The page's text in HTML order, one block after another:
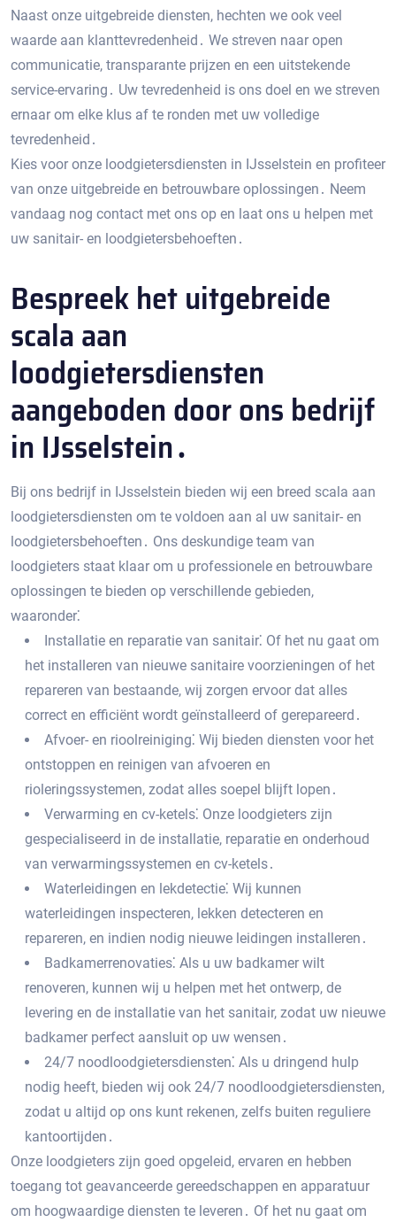
Naast onze uitgebreide diensten, hechten we ook veel
waarde aan klanttevredenheid․ We streven naar open
communicatie, transparante prijzen en een uitstekende
service-ervaring․ Uw tevredenheid is ons doel en we streven
ernaar om elke klus af te ronden met uw volledige
tevredenheid․
Kies voor onze loodgietersdiensten in IJsselstein en profiteer
van onze uitgebreide en betrouwbare oplossingen․ Neem
vandaag nog contact met ons op en laat ons u helpen met
uw sanitair- en loodgietersbehoeften․
Bespreek het uitgebreide
scala aan
loodgietersdiensten
aangeboden door ons bedrijf
in IJsselstein․
Bij ons bedrijf in IJsselstein bieden wij een breed scala aan
loodgietersdiensten om te voldoen aan al uw sanitair- en
loodgietersbehoeften․ Ons deskundige team van
loodgieters staat klaar om u professionele en betrouwbare
oplossingen te bieden op verschillende gebieden,
waaronder⁚
Installatie en reparatie van sanitair⁚ Of het nu gaat om
het installeren van nieuwe sanitaire voorzieningen of het
repareren van bestaande, wij zorgen ervoor dat alles
correct en efficiënt wordt geïnstalleerd of gerepareerd․
Afvoer- en rioolreiniging⁚ Wij bieden diensten voor het
ontstoppen en reinigen van afvoeren en
rioleringssystemen, zodat alles soepel blijft lopen․
Verwarming en cv-ketels⁚ Onze loodgieters zijn
gespecialiseerd in de installatie, reparatie en onderhoud
van verwarmingssystemen en cv-ketels․
Waterleidingen en lekdetectie⁚ Wij kunnen
waterleidingen inspecteren, lekken detecteren en
repareren, en indien nodig nieuwe leidingen installeren․
Badkamerrenovaties⁚ Als u uw badkamer wilt
renoveren, kunnen wij u helpen met het ontwerp, de
levering en de installatie van het sanitair, zodat uw nieuwe
badkamer perfect aansluit op uw wensen․
24/7 noodloodgietersdiensten⁚ Als u dringend hulp
nodig heeft, bieden wij ook 24/7 noodloodgietersdiensten,
zodat u altijd op ons kunt rekenen, zelfs buiten reguliere
kantoortijden․
Onze loodgieters zijn goed opgeleid, ervaren en hebben
toegang tot geavanceerde gereedschappen en apparatuur
om hoogwaardige diensten te leveren․ Of het nu gaat om